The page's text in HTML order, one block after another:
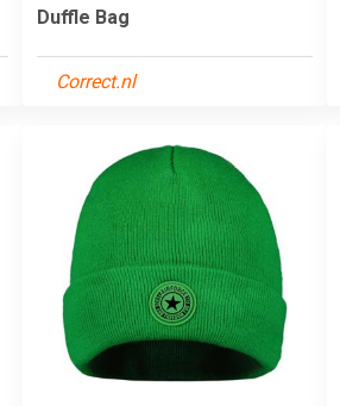
Duffle Bag
Correct.nl